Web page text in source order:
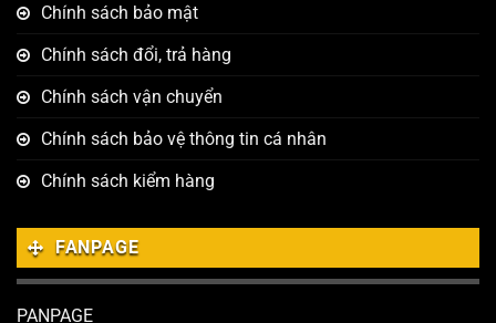
Chính sách bảo mật
Chính sách đổi, trả hàng
Chính sách vận chuyển
Chính sách bảo vệ thông tin cá nhân
Chính sách kiểm hàng
FANPAGE
PANPAGE